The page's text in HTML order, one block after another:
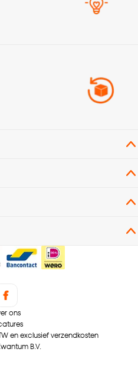
ons
en exclusief verzendkosten
B.V.